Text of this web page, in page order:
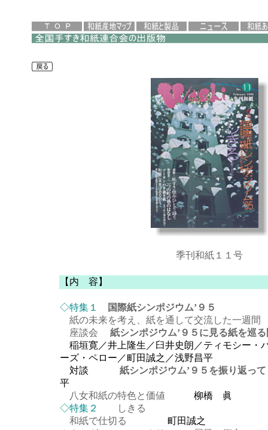
季刊和紙１１号
【内 容】
◇特集１
国際紙シンポジウム’９５
紙の未来を考え、紙を通して交流した一週間
座談会
紙シンポジウム’９５に見る紙を巡
稲垣寛／井上隆生／臼井史朗／ティモシー・
ーズ・ペロー／町田誠之／浅野昌平
対談
紙シンポジウム’９５を振り返
平
八女和紙の特色と価値 柳橋 眞
◇特集２
しきる
和紙で仕切る 町田誠之